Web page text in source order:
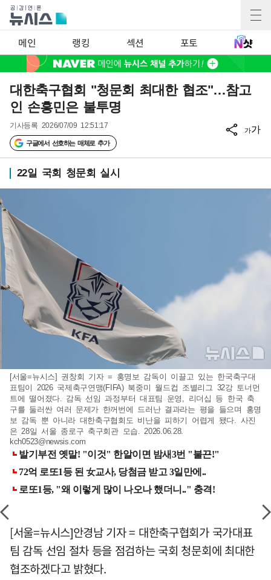
메인 랭킹 섹션 포토
대한축구협회 "청문회 최대한 협조"…참고
인 손흥민은 불투명
기사등록 2026/07/09 12:51:17
구글에서 선호하는 매체로 추가
가가
22일 국회 청문회 실시
[서울=뉴시스] 권창회 기자 = 홍명보 감독이 이끌고 있는 한국축구대
표팀이 2026 국제축구연맹(FIFA) 북중미 월드컵 조별리그 32강 토너먼
트에 떨어졌다. 감독 선임 과정부터 대표팀 운영, 리더십 등 한국 축
구를 둘러싼 여러 문제가 한꺼번에 드러난 결과라는 평을 들으며 홍명
보 감독 뿐 아니라 대한축구협회도 비난을 피하기 어렵게 됐다. 사진
은 28일 서울 종로구 축구회관 모습. 2026.06.28.
kch0523@newsis.com
[서울=뉴시스]안경남 기자 = 대한축구협회가 국가대표
팀 감독 선임 절차 등을 점검하는 국회 청문회에 최대한
협조하겠다고 밝혔다.